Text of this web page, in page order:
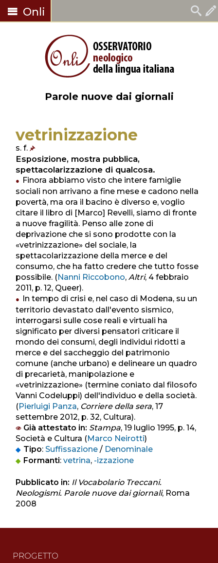
Onli
Parole nuove dai giornali
vetrinizzazione
s. f.
Esposizione, mostra pubblica,
spettacolarizzazione di qualcosa.
Finora abbiamo visto che intere famiglie
sociali non arrivano a fine mese e cadono nella
povertà, ma ora il bacino è diverso e, voglio
citare il libro di [Marco] Revelli, siamo di fronte
a nuove fragilità. Penso alle zone di
deprivazione che si sono prodotte con la
«vetrinizzazione» del sociale, la
spettacolarizzazione della merce e del
consumo, che ha fatto credere che tutto fosse
possibile. (Nanni Riccobono, Altri, 4 febbraio
2011, p. 12, Queer).
In tempo di crisi e, nel caso di Modena, su un
territorio devastato dall'evento sismico,
interrogarsi sulle cose reali e virtuali ha
significato per diversi pensatori criticare il
mondo dei consumi, degli individui ridotti a
merce e del saccheggio del patrimonio
comune (anche urbano) e delineare un quadro
di precarietà, manipolazione e
«vetrinizzazione» (termine coniato dal filosofo
Vanni Codeluppi) dell'individuo e della società.
(Pierluigi Panza, Corriere della sera, 17
settembre 2012, p. 32, Cultura).
Già attestato in: Stampa, 19 luglio 1995, p. 14,
Società e Cultura (Marco Neirotti)
Tipo:Suffissazione / Denominale
Formanti:vetrina, -izzazione
Pubblicato in: Il Vocabolario Treccani.
Neologismi. Parole nuove dai giornali, Roma
2008
PROGETTO